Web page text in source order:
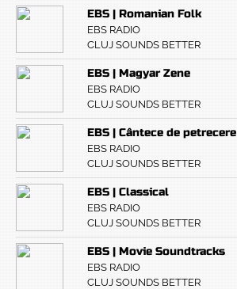
EBS | Romanian Folk
EBS RADIO
CLUJ SOUNDS BETTER
EBS | Magyar Zene
EBS RADIO
CLUJ SOUNDS BETTER
EBS | Cântece de petrecere
EBS RADIO
CLUJ SOUNDS BETTER
EBS | Classical
EBS RADIO
CLUJ SOUNDS BETTER
EBS | Movie Soundtracks
EBS RADIO
CLUJ SOUNDS BETTER